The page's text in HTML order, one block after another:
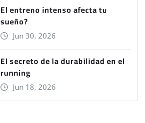
El entreno intenso afecta tu
sueño?
Jun 30, 2026
El secreto de la durabilidad en el
running
Jun 18, 2026